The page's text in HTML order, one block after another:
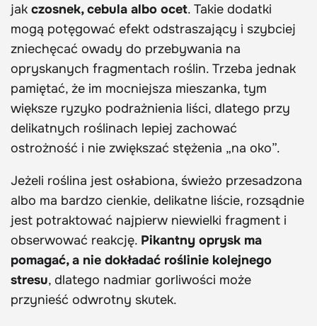
jak czosnek, cebula albo ocet. Takie dodatki
mogą potęgować efekt odstraszający i szybciej
zniechęcać owady do przebywania na
opryskanych fragmentach roślin. Trzeba jednak
pamiętać, że im mocniejsza mieszanka, tym
większe ryzyko podrażnienia liści, dlatego przy
delikatnych roślinach lepiej zachować
ostrożność i nie zwiększać stężenia „na oko”.
Jeżeli roślina jest osłabiona, świeżo przesadzona
albo ma bardzo cienkie, delikatne liście, rozsądnie
jest potraktować najpierw niewielki fragment i
obserwować reakcję. Pikantny oprysk ma
pomagać, a nie dokładać roślinie kolejnego
stresu, dlatego nadmiar gorliwości może
przynieść odwrotny skutek.